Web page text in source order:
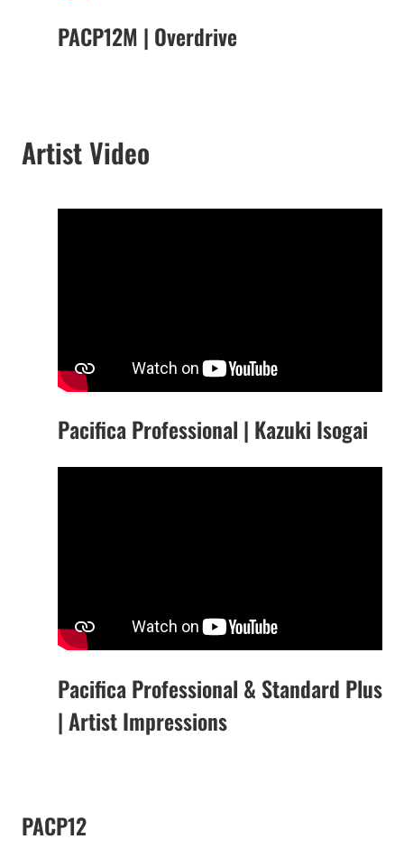
PACP12M | Overdrive
Artist Video
Pacifica Professional | Kazuki Isogai
Pacifica Professional & Standard Plus
| Artist Impressions
PACP12